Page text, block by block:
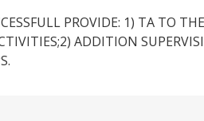
PROVIDE: 1) TA TO
ADDITION